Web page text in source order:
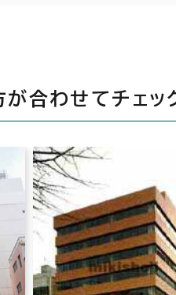
合わせてチェッ